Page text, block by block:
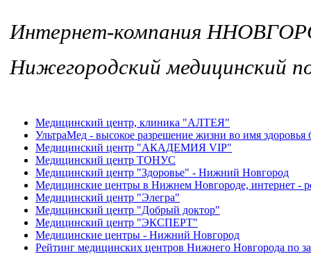
Интернет-компания
Нижегородский
Медицинский центр, клиника "АЛТЕЯ"
УльтраМед - высокое разрешение жизни во имя здоровья
Медицинский центр "АКАДЕМИЯ VIP"
Медицинский центр ТОНУС
Медицинский центр "Здоровье" - Нижний Новгород
Медицинские центры в Нижнем Новгороде, интернет -
Медицинский центр "Элегра"
Медицинский центр "Добрый доктор"
Медицинский центр "ЭКСПЕРТ"
Медицинские центры - Нижний Новгород
Рейтинг медицинских центров Нижнего Новгорода по